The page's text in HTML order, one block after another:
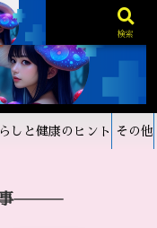
しと健康のヒント その他
検索